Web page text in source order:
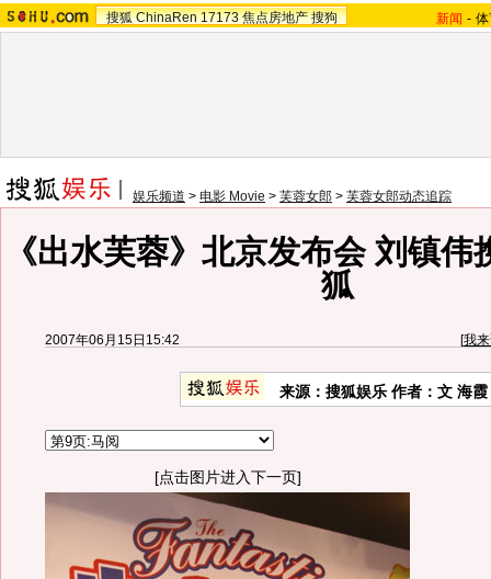
搜狐 ChinaRen 17173 焦点房地产 搜狗 新闻 -
娱乐频道 > 电影 Movie > 芙蓉女郎 > 芙蓉女郎动态追踪
《出水芙蓉》北京发布会 刘镇伟
狐
2007年06月15日15:42 [我
来源：搜狐娱乐 作者：文 海
[点击图片进入下一页]